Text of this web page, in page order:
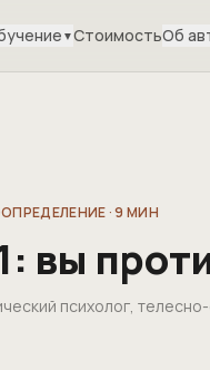
▼СтоимостьОб
·9 МИН
вы
психолог,